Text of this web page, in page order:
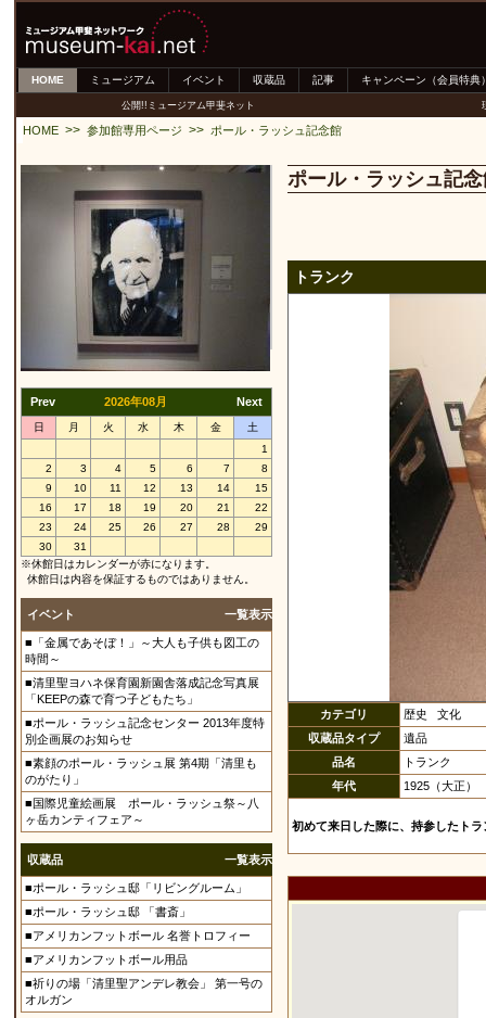
HOME ミュージアム イベント 収蔵品 記事 キャンペーン（会員特典
公開!!ミュージアム甲斐ネット
HOME >> 参加館専用ページ >> ポール・ラッシュ記念館
Prev 2026年08月 Next
日 月 火 水 木 金
土
1
2
3 4 5 6 7
8
9
10 11 12 13 14
15
16
17 18 19 20 21
22
23
24 25 26 27 28
29
30
31
※休館日はカレンダーが赤になります。
休館日は内容を保証するものではありません。
イベント 一覧表示
■「金属であそぼ！」～大人も子供も図工の
時間～
■清里聖ヨハネ保育園新園舎落成記念写真展
「KEEPの森で育つ子どもたち」
■ポール・ラッシュ記念センター 2013年度特
別企画展のお知らせ
■素顔のポール・ラッシュ展 第4期「清里も
のがたり」
■国際児童絵画展 ポール・ラッシュ祭～八
ヶ岳カンティフェア～
収蔵品 一覧表示
■ポール・ラッシュ邸「リビングルーム」
■ポール・ラッシュ邸 「書斎」
■アメリカンフットボール 名誉トロフィー
■アメリカンフットボール用品
■祈りの場「清里聖アンデレ教会」 第一号の
オルガン
ポール・ラッシュ記
トランク
カテゴリ
歴史 文化
収蔵品タイプ
遺品
品名
トランク
年代
1925（大正）
初めて来日した際に、持参したトラ